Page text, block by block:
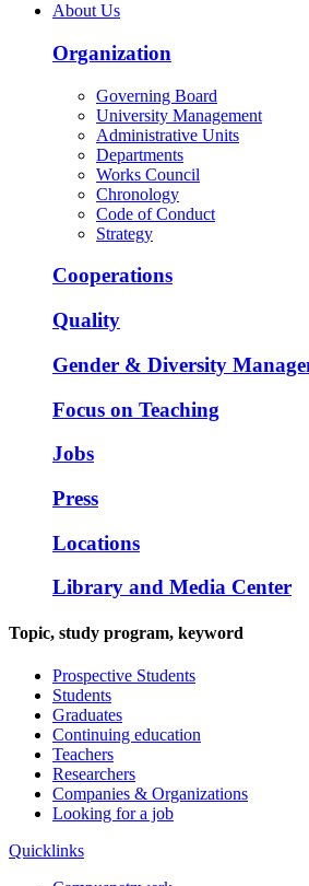
About Us
Organization
Governing Board
University Management
Administrative Units
Departments
Works Council
Chronology
Code of Conduct
Strategy
Cooperations
Quality
Gender & Diversity
Focus on Teaching
Jobs
Press
Locations
Library and Media Center
Topic, study program, keyword
Prospective Students
Students
Graduates
Continuing education
Teachers
Researchers
Companies & Organizations
Looking for a job
Quicklinks